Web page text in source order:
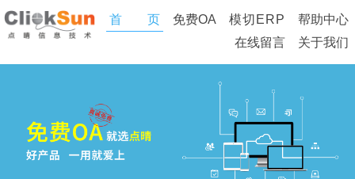
首 页 免费OA 模切ERP
帮助中心
在线留言
关于我们